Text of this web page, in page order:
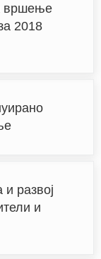
вршење
2018
развој
и